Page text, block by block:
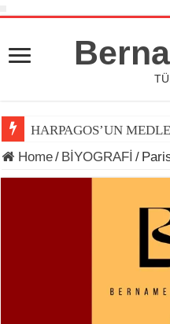
HARPAGOS’UN
Home/ BİYOGRAFİ /